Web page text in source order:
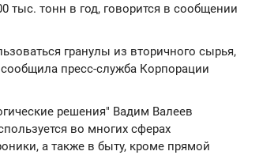
тонн в год, говорится в сообщении
гранулы из вторичного сырья,
пресс-служба Корпорации
решения" Вадим Валеев
во многих сферах
а также в быту, кроме прямой